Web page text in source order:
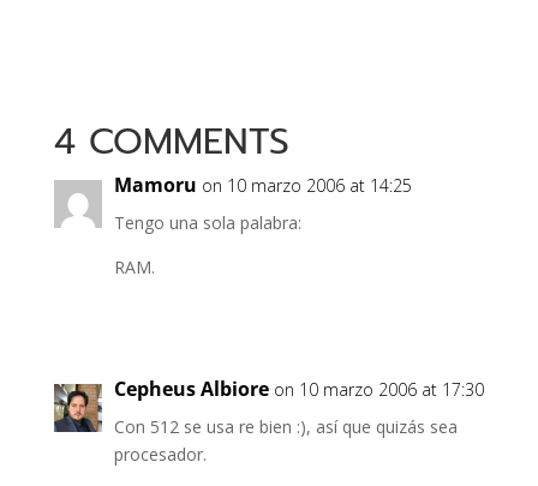
estoy feliz. Es de esas
compras que cuestan,
…
4 COMMENTS
Mamoru on 10 marzo 2006 at 14:25
Tengo una sola palabra:
RAM.
Cepheus Albiore on 10 marzo 2006 at 17:30
Con 512 se usa re bien :), así que quizás sea
procesador.